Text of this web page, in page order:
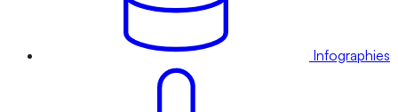
Infographies